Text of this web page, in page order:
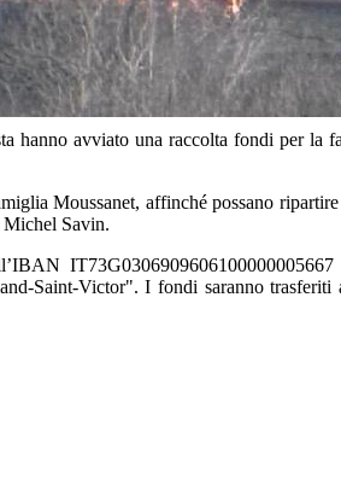
avviato una raccolta fondi per la
Moussanet, affinché possano
Michel Savin.
Saint-Victor". I fondi saranno